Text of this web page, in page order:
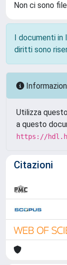
Non ci sono
I documenti
diritti sono
Utilizza
a questo
https://
Citazioni